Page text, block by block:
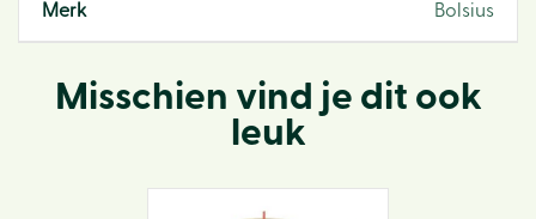
Merk Bolsius
Misschien vind je dit ook
leuk